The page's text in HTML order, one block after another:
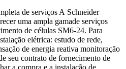
de serviços A Schneider
uma ampla gamade serviços
de células SM6-24. Para
elétrica: estudo de rede,
de energia reativa monitoração
seu contrato de fornecimento de